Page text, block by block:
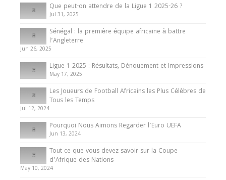
Internationales
Présentation de l’équipe nationale de football
du Cameroun
8 August 2025
Que peut-on attendre de la Ligue 1 2025-26 ?
Jul 31, 2025
Sénégal : la première équipe africaine à battre
l’Angleterre
Jun 26, 2025
Ligue 1 2025 : Résultats, Dénouement et Impressions
May 17, 2025
Les Joueurs de Football Africains les Plus Célèbres de
Tous les Temps
Jul 12, 2024
Pourquoi Nous Aimons Regarder l’Euro UEFA
Jun 13, 2024
Tout ce que vous devez savoir sur la Coupe
d’Afrique des Nations
May 10, 2024